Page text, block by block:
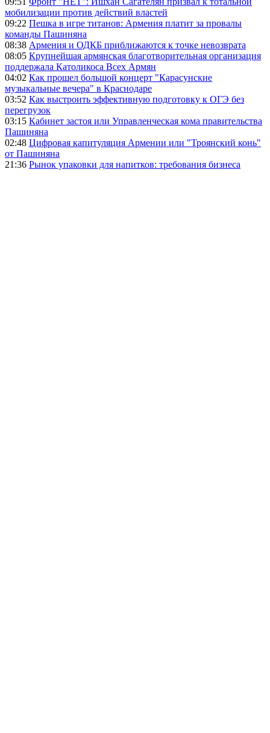
мобилизации против действий властей
09:22 Пешка в игре титанов: Армения платит за провалы
команды Пашиняна
08:38 Армения и ОДКБ приближаются к точке невозврата
08:05 Крупнейшая армянская благотворительная организация
поддержала Католикоса Всех Армян
04:02 Как прошел большой концерт "Карасунские
музыкальные вечера" в Краснодаре
03:52 Как выстроить эффективную подготовку к ОГЭ без
перегрузок
03:15 Кабинет застоя или Управленческая кома правительства
Пашиняна
02:48 Цифровая капитуляция Армении или "Троянский конь"
от Пашиняна
21:36 Рынок упаковки для напитков: требования бизнеса